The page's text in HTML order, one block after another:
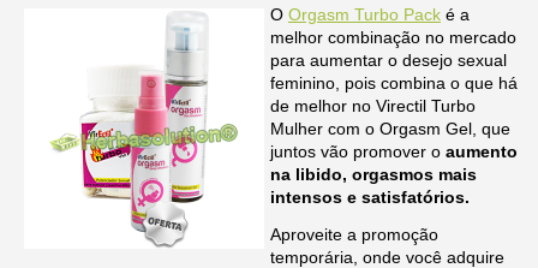
O Orgasm Turbo Packé a
melhor combinação no mercado
para aumentar o desejo sexual
feminino, pois combina o que há
de melhor no Virectil Turbo
Mulher com o Orgasm Gel, que
juntos vão promover o aumento
na libido, orgasmos mais
intensos e satisfatórios.
Aproveite a promoção
temporária, onde você adquire